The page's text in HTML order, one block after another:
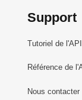
Support
Tutoriel de l'API
Référence de
Nous contacter